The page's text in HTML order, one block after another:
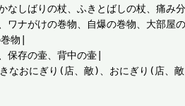
なしばりの杖、ふきとばしの杖、痛み
ナがけの巻物、自爆の巻物、大部屋
巻物|
保存の壷、背中の壷|
なおにぎり(店、敵)、おにぎり(店、